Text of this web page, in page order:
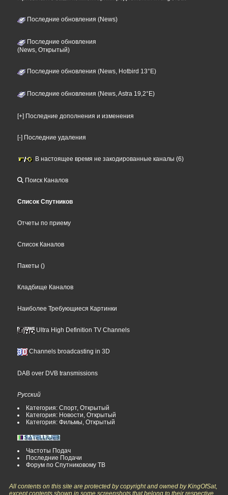
Последние обновления (News)
Последние обновления
(News, Открытый)
Последние обновления (News, Hotbird 13°E)
Последние обновления (News, Astra 19,2°E)
[+] Последние дополнения и изменения
[-] Последние удаления
В настоящее время не закодированные каналы (6)
Поиск Каналов
Список Спутников
Отчеты по приему
Список Каналов
Пакеты ()
Кладбище Каналов
Наиболее Требующиеся Картинки
Ultra High Definition TV Channels
Channels broadcasting in 3D
DAB over DVB transmissions
Русский
Категория: Спорт, Открытый
Категория: Новости, Открытый
Категория: Фильмы, Открытый
Частоты Подач
Последние Подачи
Форум по Спутниковому ТВ
All contents on this site are protected by copyright and owned by KingOfSat,
except contents shown in some screenshots that belong to their respective